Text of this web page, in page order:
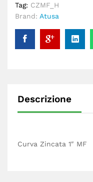
Tag: CZMF_H
Brand: Atusa
Descrizione
Curva Zincata 1″ MF